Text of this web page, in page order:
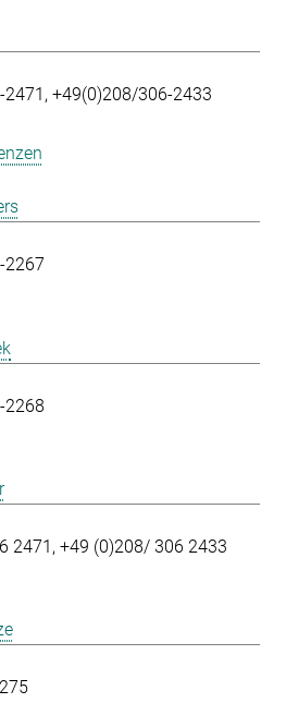
+49(0)208/306-2433
2267
2268
2471 +49 (0)208/ 306 2433